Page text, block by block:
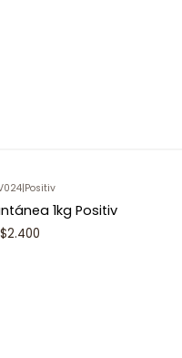
|Positiv
1kg Positiv
$2.400